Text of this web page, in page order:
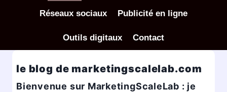
Réseaux sociaux Publicité en ligne
Outils digitaux Contact
le blog de marketingscalelab.com
Bienvenue sur MarketingScaleLab : je